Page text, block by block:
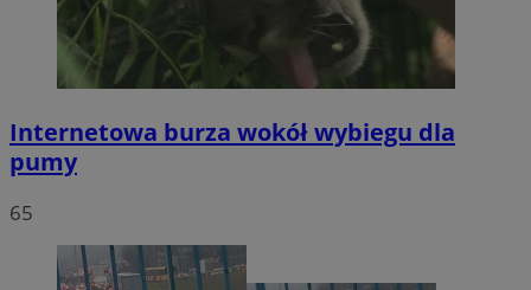
Internetowa burza wokół wybiegu dla
pumy
65